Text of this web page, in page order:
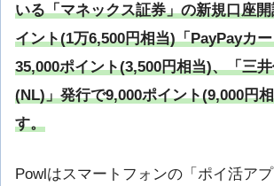
いる「マネックス証券」の新規口座
イント(1万6,500円相当)「PayPayカ
35,000ポイント(3,500円相当)、「三
(NL)」発行で9,000ポイント(9,000円
す。
Powlはスマートフォンの「ポイ活ア